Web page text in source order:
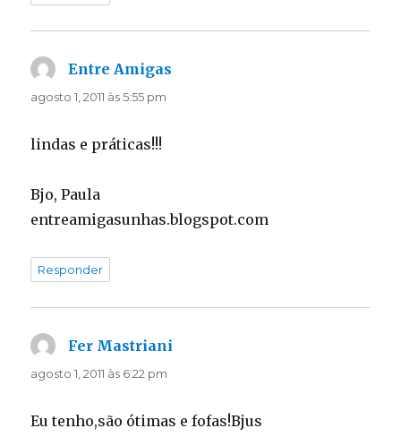
Entre Amigas
agosto 1, 2011 às 5:55 pm
lindas e práticas!!!
Bjo, Paula
entreamigasunhas.blogspot.com
Responder
Fer Mastriani
agosto 1, 2011 às 6:22 pm
Eu tenho,são ótimas e fofas!Bjus